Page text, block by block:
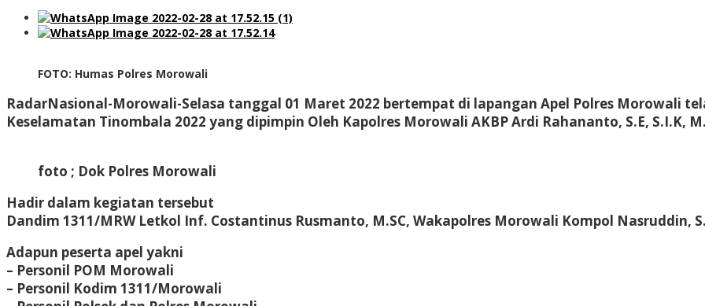
FOTO: Humas Polres Morowali
RadarNasional-Morowali-Selasa tanggal 01 Maret 2022 bertempat di lapangan Apel Polres Morowali
Keselamatan Tinombala 2022 yang dipimpin Oleh Kapolres Morowali AKBP Ardi Rahananto, S.E, S.I.K,
foto ; Dok Polres Morowali
Hadir dalam kegiatan tersebut
Dandim 1311/MRW Letkol Inf. Costantinus Rusmanto, M.SC, Wakapolres Morowali Kompol Nasruddin,
Adapun peserta apel yakni
– Personil POM Morowali
– Personil Kodim 1311/Morowali